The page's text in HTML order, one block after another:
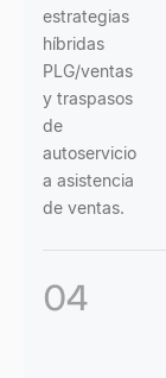
estrategias
híbridas
PLG/ventas
y traspasos
de
autoservicio
a asistencia
de ventas.
04